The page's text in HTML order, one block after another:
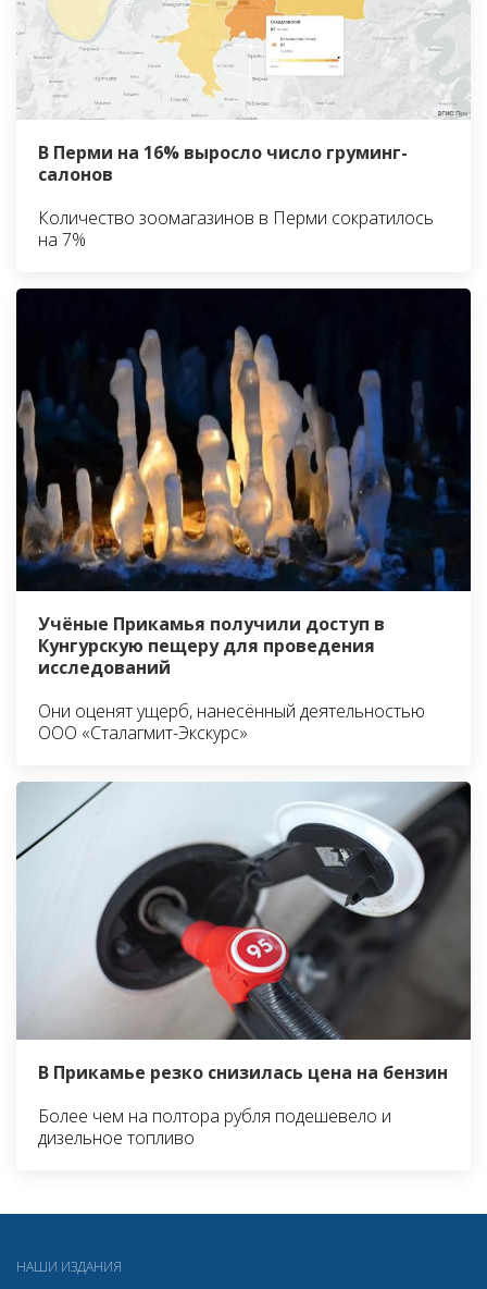
В Перми на 16% выросло число груминг-
салонов
Количество зоомагазинов в Перми сократилось
на 7%
Учёные Прикамья получили доступ в
Кунгурскую пещеру для проведения
исследований
Они оценят ущерб, нанесённый деятельностью
ООО «Сталагмит-Экскурс»
В Прикамье резко снизилась цена на бензин
Более чем на полтора рубля подешевело и
дизельное топливо
НАШИ ИЗДАНИЯ